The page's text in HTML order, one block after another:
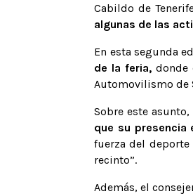
Cabildo de
algunas de las
En esta segunda
de la feria, donde
Automovilismo de
Sobre este
que su presencia
fuerza del
recinto”.
Además, el